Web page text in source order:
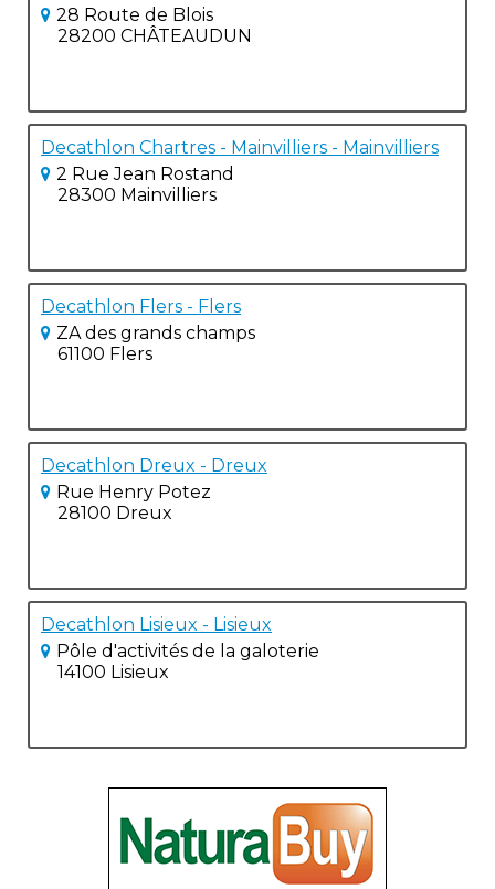
28 Route de Blois
28200 CHÂTEAUDUN
Decathlon Chartres - Mainvilliers - Mainvilliers
2 Rue Jean Rostand
28300 Mainvilliers
Decathlon Flers - Flers
ZA des grands champs
61100 Flers
Decathlon Dreux - Dreux
Rue Henry Potez
28100 Dreux
Decathlon Lisieux - Lisieux
Pôle d'activités de la galoterie
14100 Lisieux